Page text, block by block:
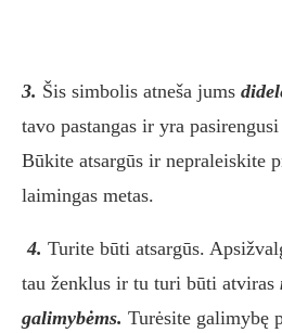
3. Šis simbolis atneša jums
tavo pastangas ir yra pasirengusi
Būkite atsargūs ir nepraleiskite
laimingas metas.
4. Turite būti atsargūs.
tau ženklus ir tu turi būti atviras
galimybėms. Turėsite galimybę